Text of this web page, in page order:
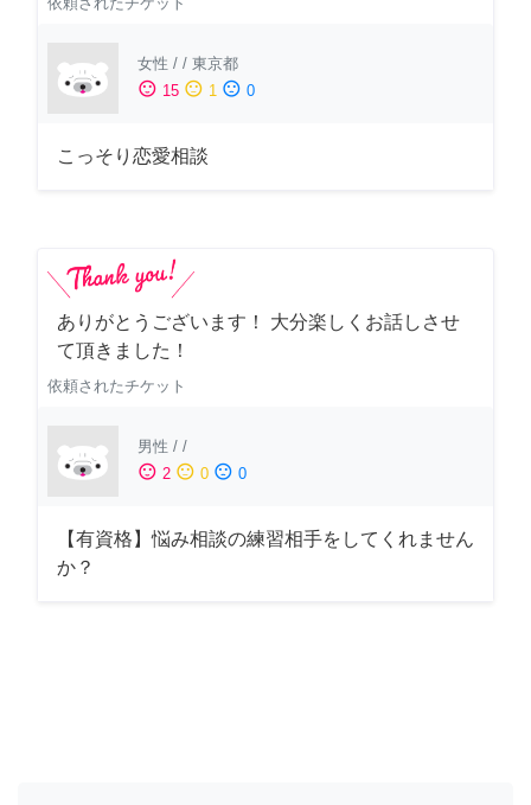
女性 / / 東京都
sentiment_satisfied 15 sentiment_neutral 1 sentiment_dissatisfied 0
こっそり恋愛相談
ありがとうございます！ 大分楽しくお話しさせ
て頂きました！
依頼されたチケット
男性 / /
sentiment_satisfied 2 sentiment_neutral 0 sentiment_dissatisfied 0
【有資格】悩み相談の練習相手をしてくれません
か？